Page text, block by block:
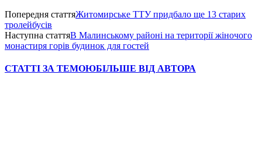
Попередня статтяЖитомирське ТТУ придбало ще 13 старих
тролейбусів
Наступна статтяВ Малинському районі на території жіночого
монастиря горів будинок для гостей
СТАТТІ ЗА ТЕМОЮБІЛЬШЕ ВІД АВТОРА